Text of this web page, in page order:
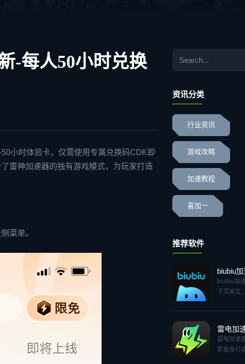
-每人50小时兑换
小时体验卡，仅需使用专属兑换码CDK即
雷神加速器的独有游戏模式，为玩家打造
菜单。
资讯分类
行业资讯
游戏攻略
加速教程
喜加一
推荐软件
biubiu
biubiu加
下灵犀互...
雷电加
雷电加速
家量身打